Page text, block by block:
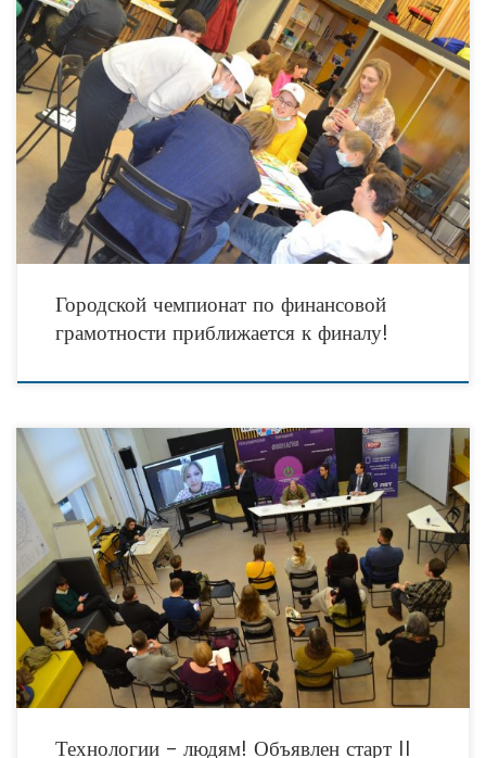
В начале недели в Тюмени определились финалисты III чемпионата города
Тюмени среди молодежи по финансовой игре «Денежный поток». В двух
полуфиналах приняли участие около 30
Городской чемпионат по финансовой
грамотности приближается к финалу!
11 ноября 2021 года в пространстве для коллективной работы «Точка Кипения-
Тюмень» состоялась пресс-конференция посвященная старту нового
масштабного проекта тюменских общественников ̶ второго Международного
творческого конкурса
Технологии – людям! Объявлен старт II